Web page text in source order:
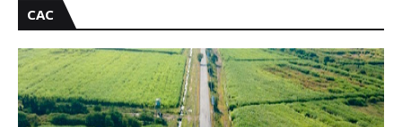
CAC